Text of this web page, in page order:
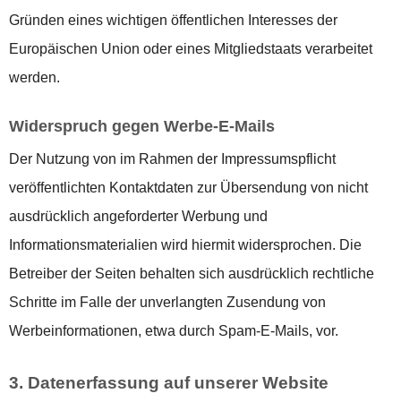
Gründen eines wichtigen öffentlichen Interesses der
Europäischen Union oder eines Mitgliedstaats verarbeitet
werden.
Widerspruch gegen Werbe-E-Mails
Der Nutzung von im Rahmen der Impressumspflicht
veröffentlichten Kontaktdaten zur Übersendung von nicht
ausdrücklich angeforderter Werbung und
Informationsmaterialien wird hiermit widersprochen. Die
Betreiber der Seiten behalten sich ausdrücklich rechtliche
Schritte im Falle der unverlangten Zusendung von
Werbeinformationen, etwa durch Spam-E-Mails, vor.
3. Datenerfassung auf unserer Website